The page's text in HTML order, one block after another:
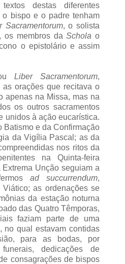
destas diferentes
o bispo e o padre tenham
Sacramentorum, o solista
os membros daSchola o
o epistolário e assim
Liber Sacramentorum,
as orações que recitava o
apenas na Missa, mas na
os outros sacramentos
unidos à ação eucarística.
Batismo e da Confirmação
da Vigília Pascal; as da
nos ritos da
na Quinta-feira
Unção seguiam a
ad succurrendum,
as ordenações se
da estação noturna
das Quatro Têmporas,
faziam parte de uma
no qual estavam contidas
para as bodas, por
dedicações de
consagrações de bispos